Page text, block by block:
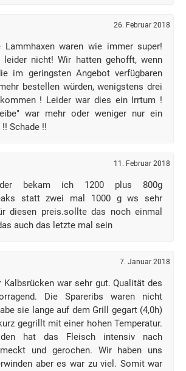
26. Februar 2018
Lammhaxen waren wie immer super!
leider nicht! Wir hatten gehofft, wenn
im geringsten Angebot verfügbaren
bestellen würden, wenigstens drei
! Leider war dies ein Irrtum !
war mehr oder weniger nur ein
Schade !!
11. Februar 2018
bekam ich 1200 plus 800g
statt zwei mal 1000 g ws sehr
diesen preis.sollte das noch einmal
auch das letzte mal sein
7. Januar 2018
Kalbsrücken war sehr gut. Qualität des
Die Spareribs waren nicht
sie lange auf dem Grill gegart (4,0h)
gegrillt mit einer hohen Temperatur.
hat das Fleisch intensiv nach
und gerochen. Wir haben uns
aber es war zu viel. Somit war